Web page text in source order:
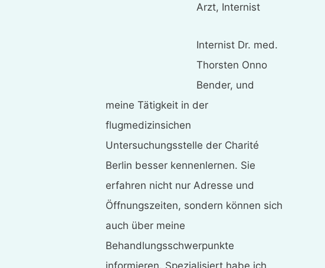
Arzt, Internist
Internist Dr. med.
Thorsten Onno
Bender, und
meine Tätigkeit in der
flugmedizinsichen
Untersuchungsstelle der Charité
Berlin besser kennenlernen. Sie
erfahren nicht nur Adresse und
Öffnungszeiten, sondern können sich
auch über meine
Behandlungsschwerpunkte
informieren. Spezialisiert habe ich